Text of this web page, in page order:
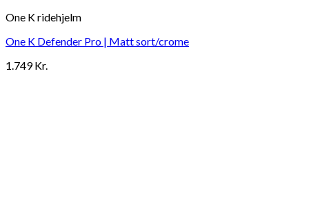
One K ridehjelm
One K Defender Pro | Matt sort/crome
1.749Kr.